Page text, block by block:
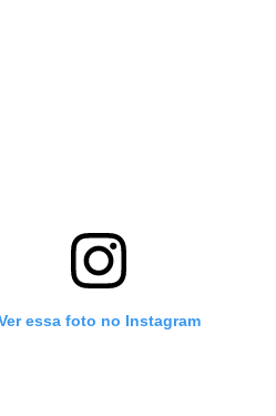
essa foto no Instagram